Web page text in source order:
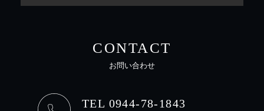
CONTACT
お問い合わせ
TEL 0944-78-1843